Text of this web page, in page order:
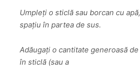
Umpleți o sticlă sau borcan cu
spațiu în partea de sus.
Adăugați o cantitate generoasă
în sticlă (sau a